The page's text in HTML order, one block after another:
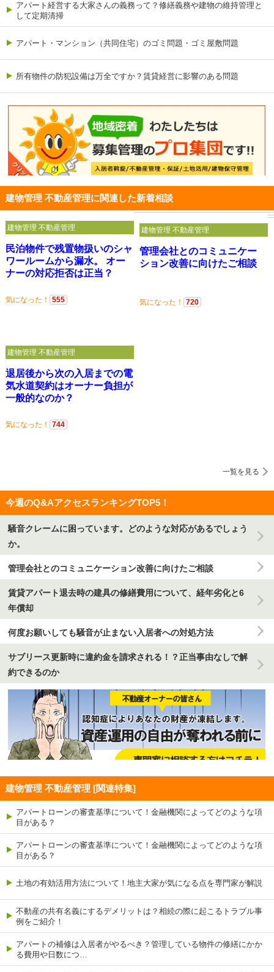
アパート経営する大家さんの義務って？修繕義務や建物の維持管理と
して定期清掃
アパート・マンション（共同住宅）のゴミ問題・ゴミ屋敷問題
所有物件の防犯設備は万全ですか？賃貸経営に影響のある問題
建物管理 不動産管理に関連した新着相談
民泊物件で残置物扱いのシャ
ワールームから漏水。 オー
ナーの対応拒否は正当？
気になった！ 555
建物管理 不動産管理
管理会社とのコミュニケー
ション改善に向けたご相談
気になった！ 720
建物管理 不動産管理
退居後から次の入居までの電
気水道契約はオーナー負担が
一般的なのか？
気になった！ 744
建物管理 不動産管理
一覧を見る
今週のQ&AアクセスランキングTOP5！
騒音クレームに困っています。どのような対応があるでしょう
か。
管理会社とのコミュニケーション改善に向けたご相談
賃貸アパート退去時の建具の修繕費用について、経年劣化と6
年償却
何度お願いしても騒音が止まない入居者への対処方法
サブリース更新時に違約金を請求される！？正当事由なしで解
約できるのか
建物管理 不動産管理 [関連特集]
アパートローンの審査基準について！金融機関によってどのような項
目がある？
アパートローンの審査基準について！金融機関によってどのような項
目がある？
土地の有効活用方法について！地主大家が気になる点を専門家が解説
不動産の共有名義にするデメリットは？相続の際に起こるトラブル事
例をご紹介！
アパートの補修は入居者がやるべき？管理している物件の修繕にかか
る費用や日数につ…